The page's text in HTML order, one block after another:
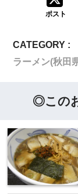
ポスト
CATEGORY :
ラーメン(秋田
◎この